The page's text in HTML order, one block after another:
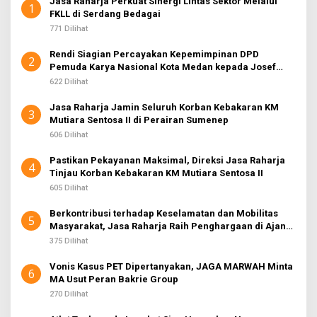
K
1
FKLL di Serdang Bedagai
771 Dilihat
2
Rendi Siagian Percayakan Kepemimpinan DPD
Pemuda Karya Nasional Kota Medan kepada Josef
Sembiring
622 Dilihat
3
Jasa Raharja Jamin Seluruh Korban Kebakaran KM
Mutiara Sentosa II di Perairan Sumenep
606 Dilihat
4
Pastikan Pekayanan Maksimal, Direksi Jasa Raharja
Tinjau Korban Kebakaran KM Mutiara Sentosa II
605 Dilihat
5
Berkontribusi terhadap Keselamatan dan Mobilitas
Masyarakat, Jasa Raharja Raih Penghargaan di Ajang
Transportasi Indonesia Awards 2026
375 Dilihat
6
Vonis Kasus PET Dipertanyakan, JAGA MARWAH Minta
MA Usut Peran Bakrie Group
270 Dilihat